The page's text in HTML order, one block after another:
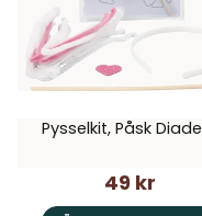
Pysselkit, Påsk
49 kr